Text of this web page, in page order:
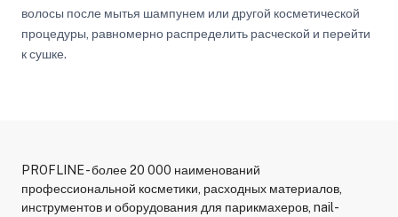
волосы после мытья шампунем или другой косметической
процедуры, равномерно распределить расческой и перейти
к сушке.
PROFLINE - более 20 000 наименований
профессиональной косметики, расходных материалов,
инструментов и оборудования для парикмахеров, nail-